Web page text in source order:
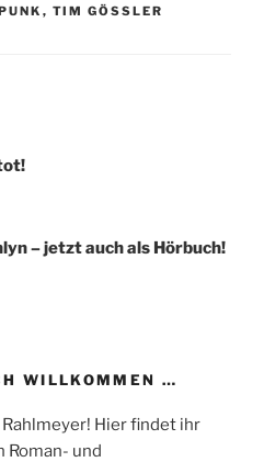
, TIM GÖSSLER
– jetzt auch als Hörbuch!
WILLKOMMEN …
Hier findet ihr
Roman- und